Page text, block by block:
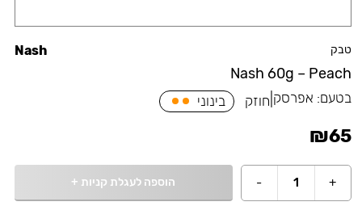
טבק
Nash 60g – Peach
Nash
בטעם: אפרסק חוזק בינוני
₪65
+
1
- הוספה לעגלת קניות +